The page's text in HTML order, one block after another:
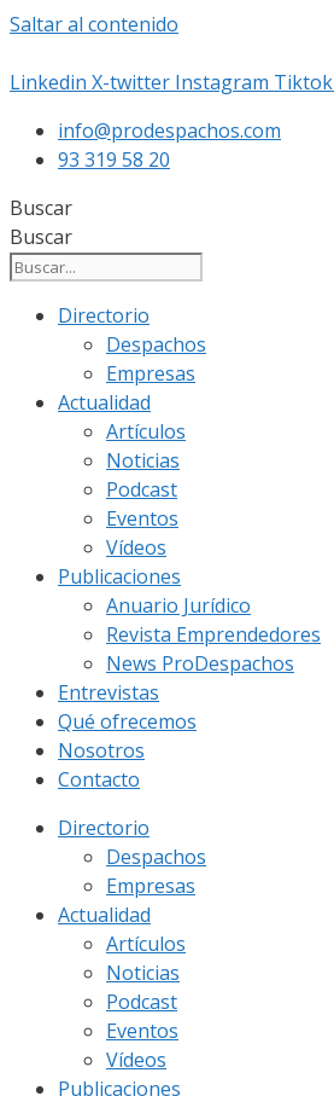
Saltar al contenido
Linkedin X-twitter Instagram Tiktok
info@prodespachos.com
93 319 58 20
Buscar
Buscar
Directorio
Despachos
Empresas
Actualidad
Artículos
Noticias
Podcast
Eventos
Vídeos
Publicaciones
Anuario Jurídico
Revista Emprendedores
News ProDespachos
Entrevistas
Qué ofrecemos
Nosotros
Contacto
Directorio
Despachos
Empresas
Actualidad
Artículos
Noticias
Podcast
Eventos
Vídeos
Publicaciones